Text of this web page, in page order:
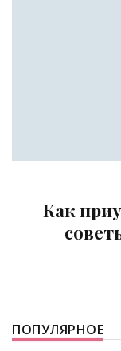
Как
ПОПУЛЯРНОЕ